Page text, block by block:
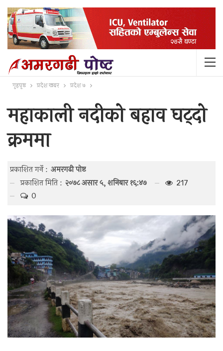
गृहपृष्ठ प्रदेश खबर प्रदेश ७
महाकाली नदीको बहाव घट्दो
क्रममा
प्रकाशित गर्ने : अमरगढी पाेष्ट
प्रकाशित मिति : २०७८ असार ५, शनिबार १६:४७ 217
0